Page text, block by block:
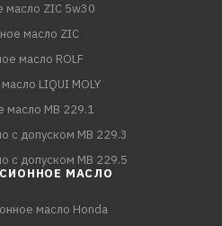
масло ZIC 5w30
масло ZIC
масло ROLF
LIQUI MOLY
масло MB 229.1
с допуском MB 229.3
с допуском MB 229.5
МАСЛО
масло Honda